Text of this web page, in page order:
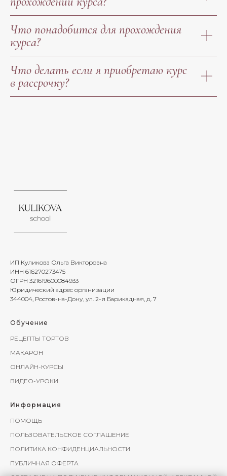
Что понадобится для прохождения
курса?
Что делать если я приобретаю курс
в рассрочку?
ИП Куликова Ольга Викторовна
ИНН 616270273475
ОГРН 321619600084933
Юридический адрес организации
344004, Ростов-на-Дону, ул. 2-я Барикадная, д. 7
Обучение
РЕЦЕПТЫ ТОРТОВ
МАКАРОН
ОНЛАЙН-КУРСЫ
ВИДЕО-УРОКИ
Информация
ПОМОЩЬ
ПОЛЬЗОВАТЕЛЬСКОЕ СОГЛАШЕНИЕ
ПОЛИТИКА КОНФИДЕНЦИАЛЬНОСТИ
ПУБЛИЧНАЯ ОФЕРТА